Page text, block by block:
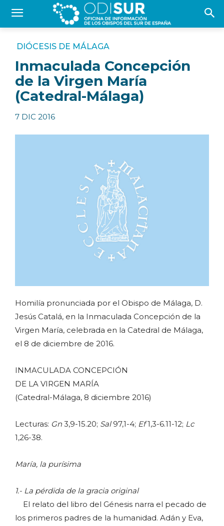
DIÓCESIS DE MÁLAGA
Inmaculada Concepción
de la Virgen María
(Catedral-Málaga)
7 DIC 2016
Homilía pronunciada por el Obispo de Málaga, D.
Jesús Catalá, en la Inmaculada Concepción de la
Virgen María, celebrada en la Catedral de Málaga,
el 8 de diciembre de 2016.
INMACULADA CONCEPCIÓN
DE LA VIRGEN MARÍA
(Catedral-Málaga, 8 diciembre 2016)
Lecturas: Gn 3,9-15.20; Sal97,1-4; Ef1,3-6.11-12; Lc
1,26-38.
María, la purísima
1.- La pérdida de la gracia original
El relato del libro del Génesis narra el pecado de
los primeros padres de la humanidad. Adán y Eva,